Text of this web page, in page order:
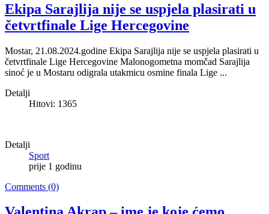
Ekipa Sarajlija nije se uspjela plasirati u
četvrtfinale Lige Hercegovine
Mostar, 21.08.2024.godine Ekipa Sarajlija nije se uspjela plasirati u
četvrtfinale Lige Hercegovine Malonogometna momčad Sarajlija
sinoć je u Mostaru odigrala utakmicu osmine finala Lige ...
Detalji
Hitovi: 1365
Detalji
Sport
prije 1 godinu
Comments (0)